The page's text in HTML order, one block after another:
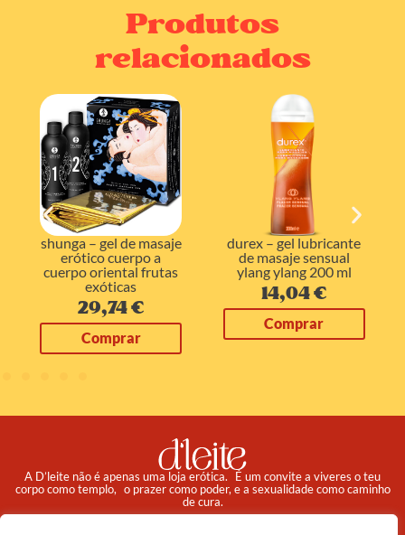
Produtos
relacionados
de masaje
frutas
durex – gel lubricante
de masaje sensual
ylang ylang 200 ml
Comprar
eros – fisting
lubricante
200 ml
A D’leite não é apenas uma loja erótica. É um convite a viveres o teu
corpo como templo, o prazer como poder, e a sexualidade como caminho
de cura.